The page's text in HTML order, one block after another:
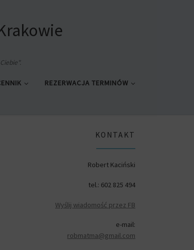
REZERWACJA TERMINÓW
KONTAKT
Robert Kaciński
tel.: 602 825 494
Wyślij wiadomość przez FB
e-mail:
robmatma@gmail.com